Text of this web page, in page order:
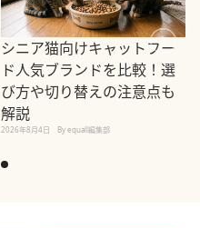
シニア猫向けキャットフー
ド人気ブランドを比較！選
び方や切り替えの注意点も
解説
2026年8月4日 By equall編集部